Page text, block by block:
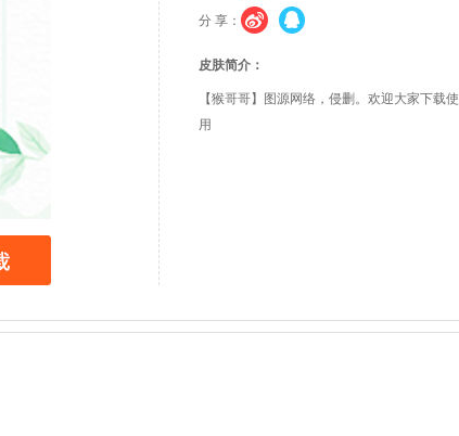
分 享：
皮肤简介：
【猴哥哥】图源网络，侵删。欢迎大家下载使
用